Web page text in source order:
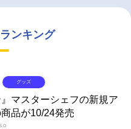
ンキング
』マスターシェフの新規ア
品が10/24発売
グッズ